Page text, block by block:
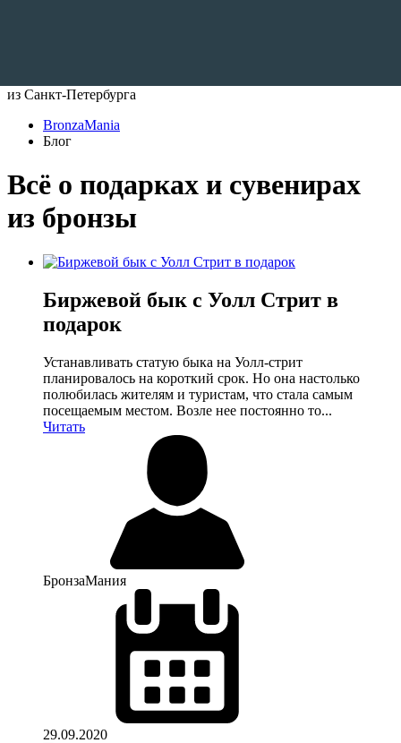
из Санкт-Петербурга
BronzaMania
Блог
Всё о подарках и сувенирах
из бронзы
Биржевой бык с Уолл Стрит в
подарок
Устанавливать статую быка на Уолл-стрит
планировалось на короткий срок. Но она настолько
полюбилась жителям и туристам, что стала самым
посещаемым местом. Возле нее постоянно то...
Читать
БронзаМания
29.09.2020